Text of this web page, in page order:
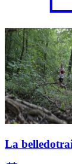
La